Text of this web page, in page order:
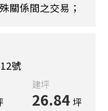
關係間之交易；
號
建坪
26.84 坪